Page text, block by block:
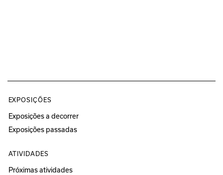
EXPOSIÇÕES
Exposições a decorrer
Exposições passadas
ATIVIDADES
Próximas atividades